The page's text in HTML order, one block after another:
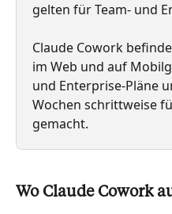
gelten für Team- und
Claude Cowork
im Web und auf
und Enterprise-Pläne
Wochen schrittweise
gemacht.
Wo Claude Cowork